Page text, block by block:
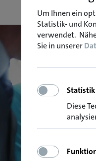
Um Ihnen ein
Statistik- und
verwendet.
Sie in unserer
Statistik
Diese